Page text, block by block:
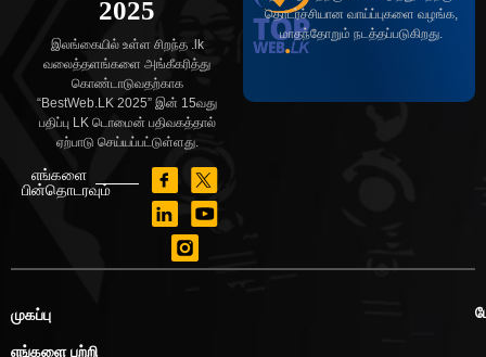
2025
இலங்கையில் உள்ள சிறந்த .lk
வலைத்தளங்களை அங்கீகரித்து
கொண்டாடுவதற்காக
“BestWeb.LK 2025” இன் 15வது
பதிப்பு LK டொமைன் பதிவகத்தால்
ஏற்பாடு செய்யப்பட்டுள்ளது.
எங்களை
பின்தொடரவும்
தொடர்ச்சியான வாய்ப்புகளை வழங்க,
மாதந்தோறும் நடத்தப்படுகிறது.
முகப்பு
எங்களை பற்றி